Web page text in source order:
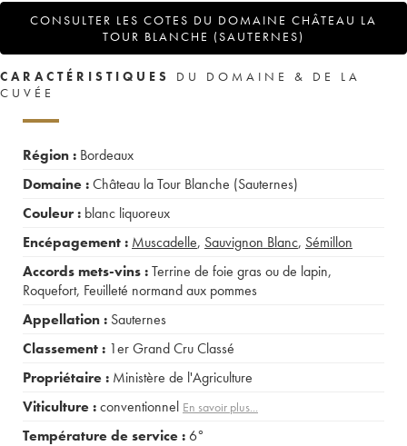
CONSULTER LES COTES DU DOMAINE CHÂTEAU LA
TOUR BLANCHE (SAUTERNES)
CARACTÉRISTIQUES
DU DOMAINE & DE LA
CUVÉE
Région : Bordeaux
Domaine :Château la Tour Blanche (Sauternes)
Couleur : blanc liquoreux
Encépagement : Muscadelle, Sauvignon Blanc, Sémillon
Accords mets-vins :Terrine de foie gras ou de lapin,
Roquefort, Feuilleté normand aux pommes
Appellation : Sauternes
Classement : 1er Grand Cru Classé
Propriétaire : Ministère de l'Agriculture
Viticulture :conventionnel En savoir plus...
Température de service : 6°